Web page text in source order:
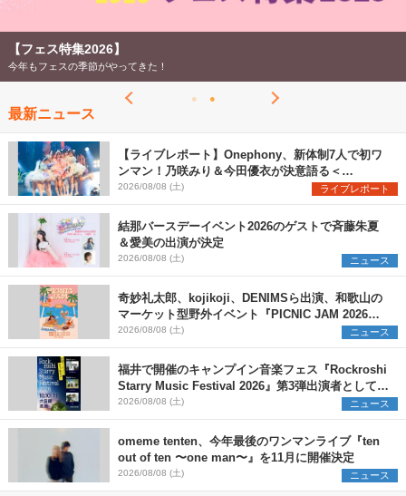
【フェス特集2026】
今年もフェスの季節がやってきた！
最新ニュース
【ライブレポート】Onephony、新体制7人で初ワ
ンマン！乃咲みり＆今田優衣が決意語る＜
Onephony新体制1st Oneman Live はじまりの夏
＞
2026/08/08 (土) ライブレポート
結那バースデーイベント2026のゲストで斉藤朱夏
＆愛美の出演が決定
2026/08/08 (土) ニュース
奇妙礼太郎、kojikoji、DENIMSら出演、和歌山の
マーケット型野外イベント『PICNIC JAM 2026』
早割チケット発売開始
2026/08/08 (土) ニュース
福井で開催のキャンプイン音楽フェス『Rockroshi
Starry Music Festival 2026』第3弾出演者として
SCOOBIE DO、かりゆし58、Reiを発表
2026/08/08 (土) ニュース
omeme tenten、今年最後のワンマンライブ『ten
out of ten 〜one man〜』を11月に開催決定
2026/08/08 (土) ニュース